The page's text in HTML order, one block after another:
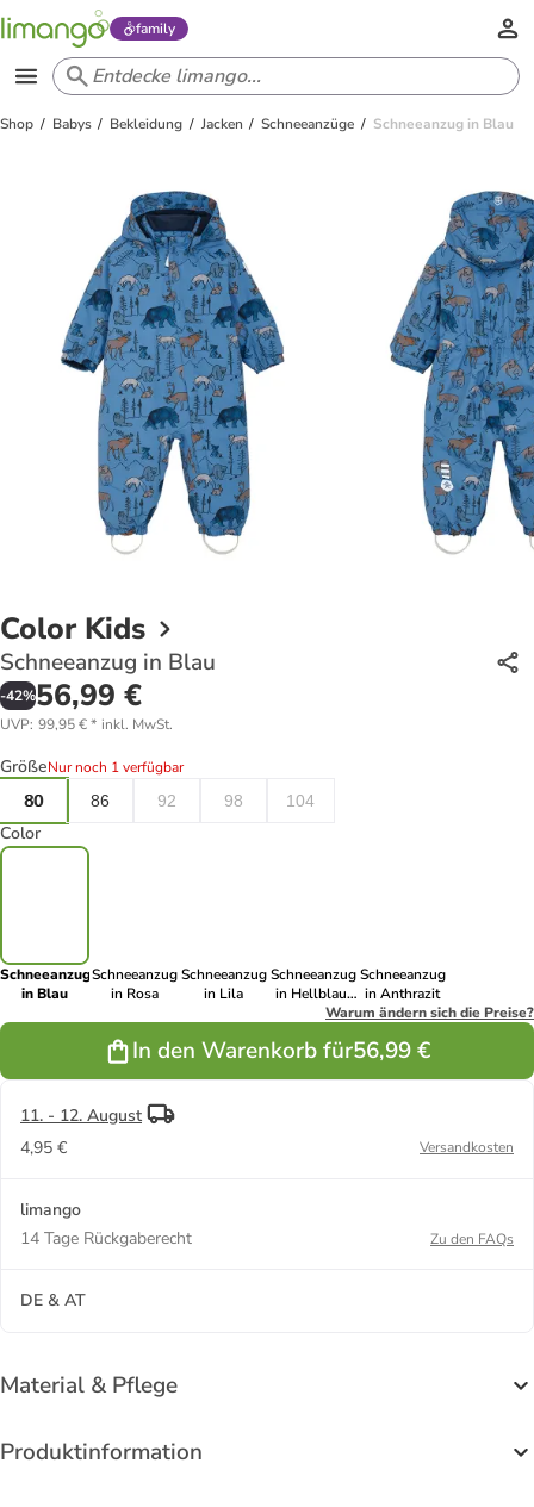
family
Shop Babys Bekleidung Jacken Schneeanzüge Schneeanzug in Blau
Color Kids
Schneeanzug in Blau
-42%56,99 €
UVP: 99,95 €* inkl. MwSt.
GrößeNur noch 1 verfügbar
80
86 92 98 104
Color
Schneeanzug
in Blau
Schneeanzug
in Rosa
Schneeanzug
in Lila
Schneeanzug
in Hellblau/
Gelb
Schneeanzug
in Anthrazit
Warum ändern sich die Preise?
In den Warenkorb für56,99 €
11. - 12. August
4,95 €
Versandkosten
limango
14 Tage Rückgaberecht
Zu den FAQs
DE & AT
Material & Pflege
Produktinformation